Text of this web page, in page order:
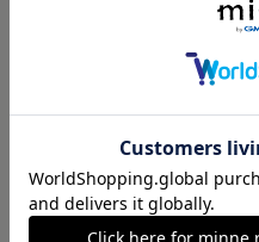
読みもの
minneとものづくりと